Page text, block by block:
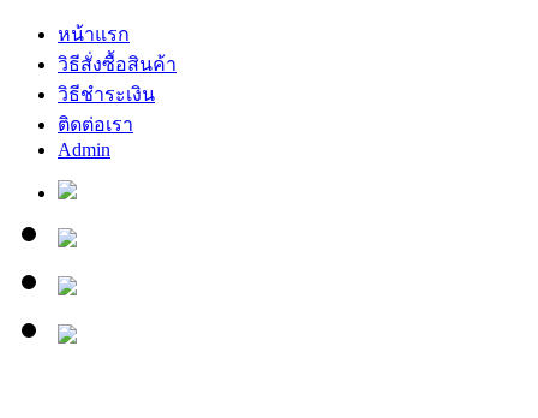
หน้าแรก
วิธีสั่งซื้อสินค้า
วิธีชำระเงิน
ติดต่อเรา
Admin